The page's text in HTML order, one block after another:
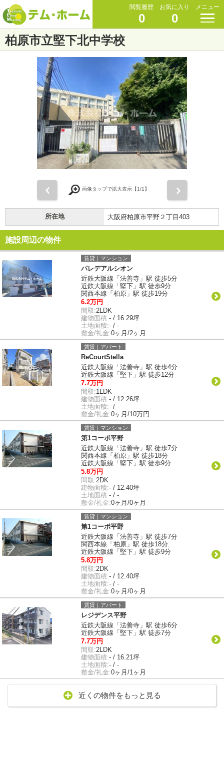
閲覧履歴
0
お気に入り
0
メニュー
柏原市立堅下北中学校
画像タップで拡大表示【1/1】
所在地 大阪府柏原市平野２丁目403
施設周辺の物件
賃貸｜マンション
パレデアルシオン
近鉄大阪線「法善寺」駅 徒歩5分
近鉄大阪線「堅下」駅 徒歩9分
関西本線「柏原」駅 徒歩19分
6.2万円
間取:2LDK
建物面積:- / 16.29坪
土地面積:- / -
敷金/礼金:0ヶ月/2ヶ月
賃貸｜アパート
ReCourtStella
近鉄大阪線「法善寺」駅 徒歩4分
近鉄大阪線「堅下」駅 徒歩12分
7.7万円
間取:1LDK
建物面積:- / 12.26坪
土地面積:- / -
敷金/礼金:0ヶ月/10万円
賃貸｜マンション
第1コーポ平野
近鉄大阪線「法善寺」駅 徒歩7分
関西本線「柏原」駅 徒歩18分
近鉄大阪線「堅下」駅 徒歩9分
5.8万円
間取:2DK
建物面積:- / 12.40坪
土地面積:- / -
敷金/礼金:0ヶ月/0ヶ月
賃貸｜マンション
第1コーポ平野
近鉄大阪線「法善寺」駅 徒歩7分
関西本線「柏原」駅 徒歩18分
近鉄大阪線「堅下」駅 徒歩9分
5.8万円
間取:2DK
建物面積:- / 12.40坪
土地面積:- / -
敷金/礼金:0ヶ月/0ヶ月
賃貸｜アパート
レジデンス平野
近鉄大阪線「法善寺」駅 徒歩6分
近鉄大阪線「堅下」駅 徒歩7分
7.7万円
間取:2LDK
建物面積:- / 16.21坪
土地面積:- / -
敷金/礼金:0ヶ月/1ヶ月
近くの物件をもっと見る